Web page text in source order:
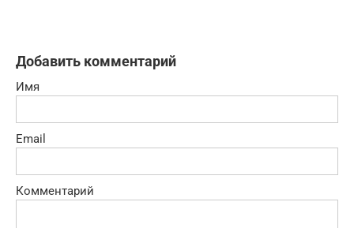
Добавить комментарий
Имя
Email
Комментарий